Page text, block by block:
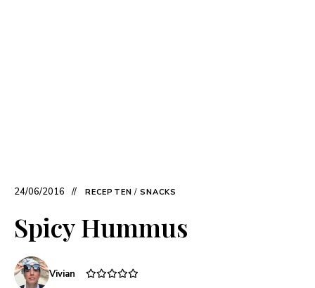
24/06/2016 RECEPTEN / SNACKS
Spicy Hummus
Vivian